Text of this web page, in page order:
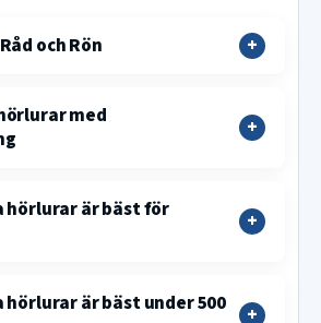
och Rön
med
hörlurar är bäst för
är bäst under 500